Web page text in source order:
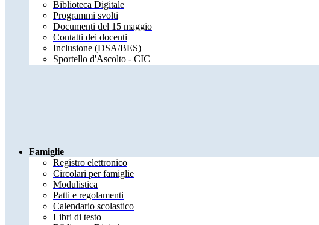
Biblioteca Digitale
Programmi svolti
Documenti del 15 maggio
Contatti dei docenti
Inclusione (DSA/BES)
Sportello d'Ascolto - CIC
Famiglie
Registro elettronico
Circolari per famiglie
Modulistica
Patti e regolamenti
Calendario scolastico
Libri di testo